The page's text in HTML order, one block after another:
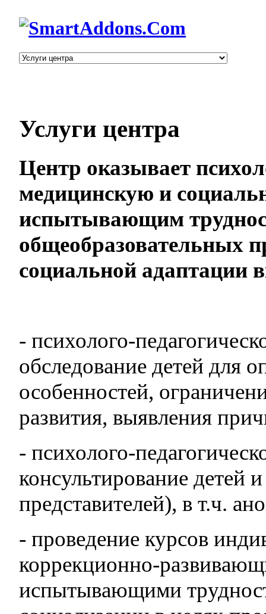
Услуги центра
Центр оказывает
медицинскую и
испытывающим
общеобразовательных
социальной адаптации
- психолого-
обследование детей для
особенностей,
развития, выявления
- психолого-
консультирование детей
представителей), в т.ч.
- проведение курсов
коррекционно-
испытывающими